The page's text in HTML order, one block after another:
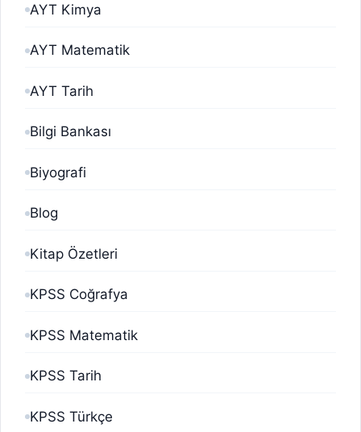
AYT Kimya
AYT Matematik
AYT Tarih
Bilgi Bankası
Biyografi
Blog
Kitap Özetleri
KPSS Coğrafya
KPSS Matematik
KPSS Tarih
KPSS Türkçe